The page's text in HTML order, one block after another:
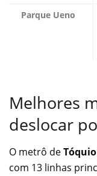
Parque Ueno
Melhores
deslocar
O metrô deTóquio
com 13 linhas